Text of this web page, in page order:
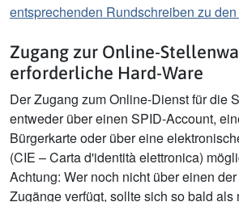
entsprechenden Rundschreiben zu
Zugang zur Online-
erforderliche Hard-Ware
Der Zugang zum Online-Dienst für die
entweder über einen SPID-Account,
Bürgerkarte oder über eine
(CIE – Carta d'identità elettronica)
Achtung: Wer noch nicht über einen
Zugänge verfügt, sollte sich so bald als